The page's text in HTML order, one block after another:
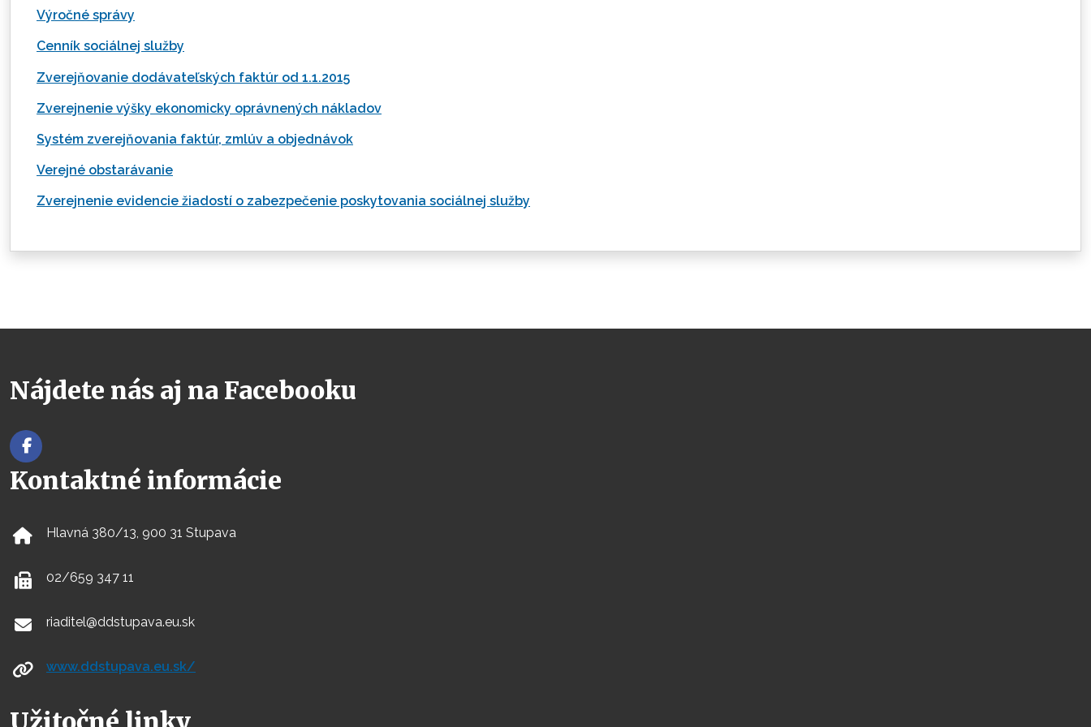
Výročné správy
Cenník sociálnej služby
Zverejňovanie dodávateľských faktúr od 1.1.2015
Zverejnenie výšky ekonomicky oprávnených nákladov
Systém zverejňovania faktúr, zmlúv a objednávok
Verejné obstarávanie
Zverejnenie evidencie žiadostí o zabezpečenie poskytovania sociálnej služby
Nájdete nás aj na Facebooku
Kontaktné informácie
Hlavná 380/13, 900 31 Stupava
02/659 347 11
riaditel@ddstupava.eu.sk
www.ddstupava.eu.sk/